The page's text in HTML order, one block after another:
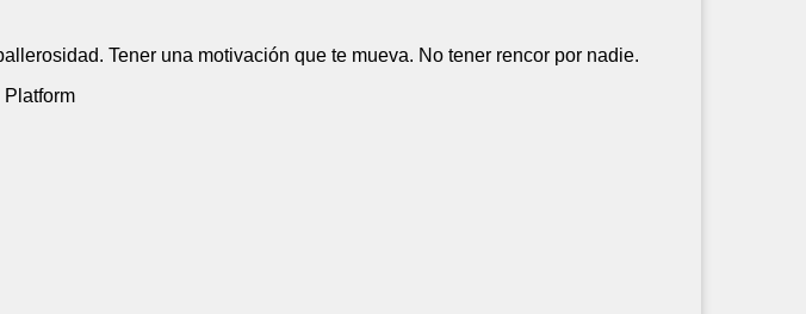
Tener una motivación que te mueva. No tener rencor por nadie.